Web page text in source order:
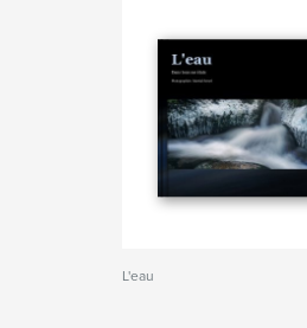
L'eau